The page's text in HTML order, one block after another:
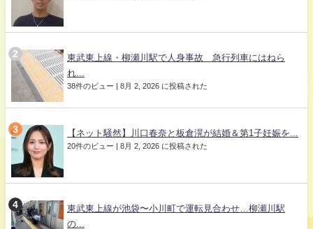
東武東上線・柳瀬川駅で人身事故 急行列車にはねら
れ...
38件のビュー | 8月 2, 2026 に投稿された
【ネット騒然】川口春奈と板倉滉が結婚＆第1子妊娠を...
20件のビュー | 8月 2, 2026 に投稿された
東武東上線が池袋〜小川町で運転見合わせ…柳瀬川駅
の...